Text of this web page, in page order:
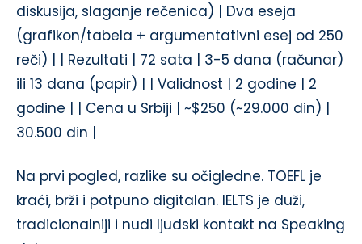
diskusija, slaganje rečenica) | Dva eseja
(grafikon/tabela + argumentativni esej od 250
reči) | | Rezultati | 72 sata | 3-5 dana (računar)
ili 13 dana (papir) | | Validnost | 2 godine | 2
godine | | Cena u Srbiji | ~$250 (~29.000 din) |
30.500 din |
Na prvi pogled, razlike su očigledne. TOEFL je
kraći, brži i potpuno digitalan. IELTS je duži,
tradicionalniji i nudi ljudski kontakt na Speaking